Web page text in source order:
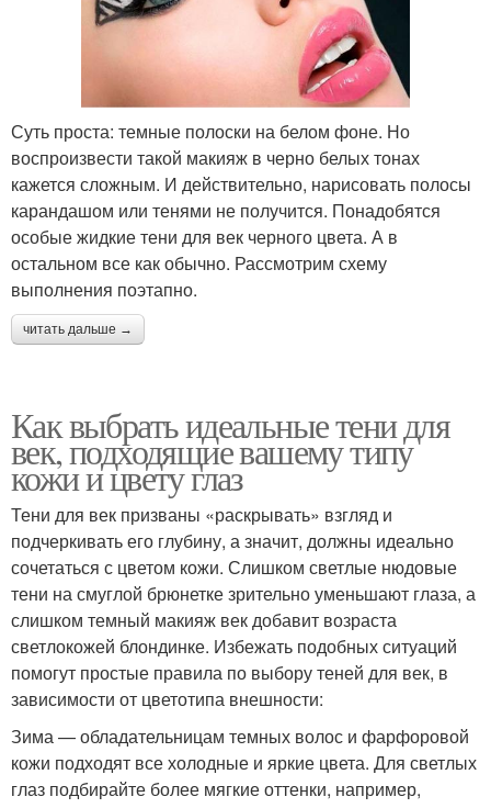
Суть проста: темные полоски на белом фоне. Но
воспроизвести такой макияж в черно белых тонах
кажется сложным. И действительно, нарисовать полосы
карандашом или тенями не получится. Понадобятся
особые жидкие тени для век черного цвета. А в
остальном все как обычно. Рассмотрим схему
выполнения поэтапно.
читать дальше →
Как выбрать идеальные тени для
век, подходящие вашему типу
кожи и цвету глаз
Тени для век призваны «раскрывать» взгляд и
подчеркивать его глубину, а значит, должны идеально
сочетаться с цветом кожи. Слишком светлые нюдовые
тени на смуглой брюнетке зрительно уменьшают глаза, а
слишком темный макияж век добавит возраста
светлокожей блондинке. Избежать подобных ситуаций
помогут простые правила по выбору теней для век, в
зависимости от цветотипа внешности:
Зима — обладательницам темных волос и фарфоровой
кожи подходят все холодные и яркие цвета. Для светлых
глаз подбирайте более мягкие оттенки, например,